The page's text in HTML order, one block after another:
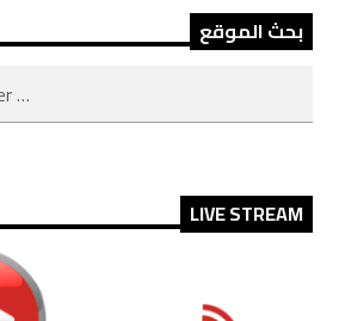
بحث الموقع
LIVE STREAM